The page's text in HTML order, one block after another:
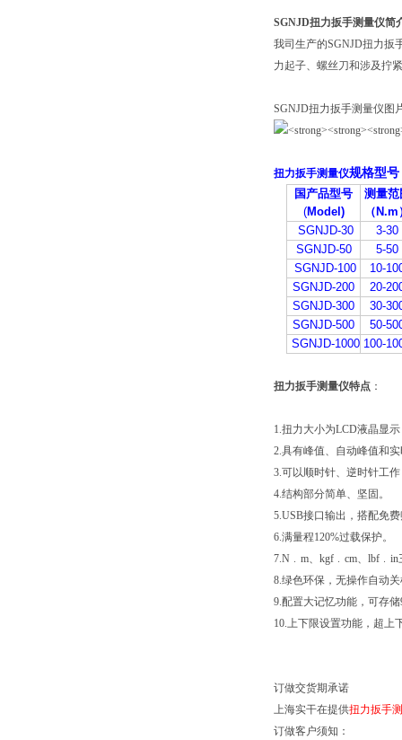
SGNJD扭力扳手测量仪简
我司生产的SGNJD扭力扳
力起子、螺丝刀和涉及拧
SGNJD扭力扳手测量仪图
扭力扳手测量仪规格型号
国产品型号
(Model)
测量范
（N.m
SGNJD-30
3-30
SGNJD-50
5-50
SGNJD-100
10-
SGNJD-200
20-
SGNJD-300
30-
SGNJD-500
50-
SGNJD-1000 100-
扭力扳手测量仪特点 ：
1.扭力大小为LCD液晶显
2.具有峰值、自动峰值和
3.可以顺时针、逆时针工
4.结构部分简单、坚固。
5.USB接口输出，搭配免
6.满量程120%过载保护。
7.N﹒m、kgf﹒cm、
8.绿色环保，无操作自动
9.配置大记忆功能，可存
10.上下限设置功能，超上
订做交货期承诺
上海实干在提供扭力扳手
订做客户须知：